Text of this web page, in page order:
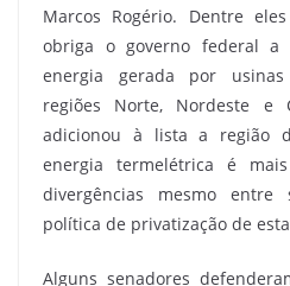
Marcos Rogério. Dentre
obriga o governo federal a
energia gerada por
regiões Norte, Nordeste e
adicionou à lista a região
energia termelétrica é
divergências mesmo entre
política de privatização de
Alguns senadores